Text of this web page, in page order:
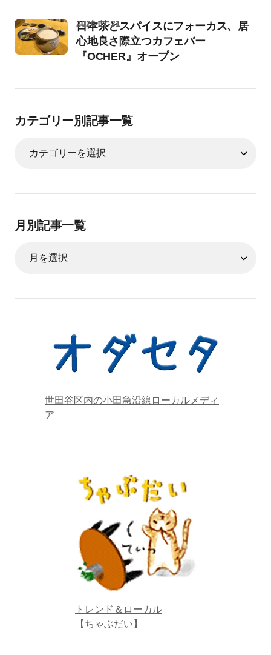
日本茶とスパイスにフォーカス、居
心地良さ際立つカフェバー
『OCHER』オープン
2026-07-31
カテゴリー別記事一覧
月別記事一覧
世田谷区内の小田急沿線ローカルメディ
ア
トレンド＆ローカル
【ちゃぶだい】